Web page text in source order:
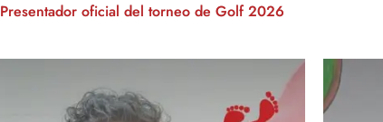
Presentador oficial del torneo de Golf 2026